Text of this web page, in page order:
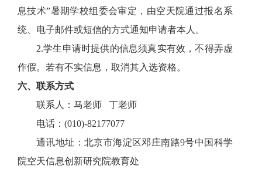
息技术”暑期学校组委会审定，由空天院通过报名系
统、电子邮件或短信的方式通知申请者本人。
2.学生申请时提供的信息须真实有效，不得弄虚
作假。若有不实信息，取消其入选资格。
六、联系方式
联系人：马老师 丁老师
电话：(010)-82177077
通讯地址：北京市海淀区邓庄南路9号中国科学
院空天信息创新研究院教育处